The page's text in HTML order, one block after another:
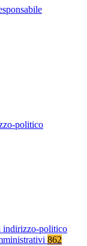
politico
indirizzo-politico
862